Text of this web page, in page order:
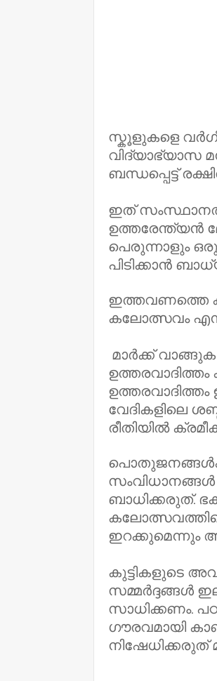
സ്കൂളുകളെ
വിദ്യാഭ്യാസ
ബന്ധപ്പെട്ട്
ഇത്
പെരുന്നാളും
പിടിക്കാൻ
ഇത്തവണത്തെ
കലോത്സവം
മാർക്ക്
വേദികളിലെ
രീതിയിൽ
സംവിധാനങ്ങൾ
ബാധിക്കരുത്.
ഇറക്കുമെന്നും
കുട്ടികളുടെ
സമ്മർദ്ദങ്ങൾ
സാധിക്കണം.
ഗൗരവമായി
നിഷേധിക്കരുത്